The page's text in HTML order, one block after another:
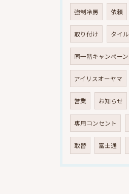
強制冷房 依頼
取り付け タイル
同一階キャンペーン
アイリスオーヤマ
営業 お知らせ
専用コンセント
取替 富士通